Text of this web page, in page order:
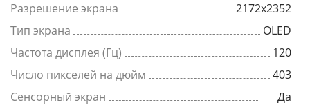
Разрешение экрана
2172x2352
Тип экрана
OLED
Частота дисплея (Гц)
120
Число пикселей на дюйм
403
Сенсорный экран
Да